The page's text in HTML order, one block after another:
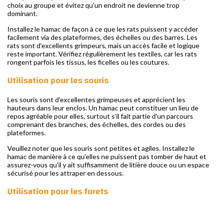
choix au groupe et évitez qu'un endroit ne devienne trop
dominant.
Installez le hamac de façon à ce que les rats puissent y accéder
facilement via des plateformes, des échelles ou des barres. Les
rats sont d'excellents grimpeurs, mais un accès facile et logique
reste important. Vérifiez régulièrement les textiles, car les rats
rongent parfois les tissus, les ficelles ou les coutures.
Utilisation pour les souris
Les souris sont d'excellentes grimpeuses et apprécient les
hauteurs dans leur enclos. Un hamac peut constituer un lieu de
repos agréable pour elles, surtout s'il fait partie d'un parcours
comprenant des branches, des échelles, des cordes ou des
plateformes.
Veuillez noter que les souris sont petites et agiles. Installez le
hamac de manière à ce qu'elles ne puissent pas tomber de haut et
assurez-vous qu'il y ait suffisamment de litière douce ou un espace
sécurisé pour les attraper en dessous.
Utilisation pour les furets